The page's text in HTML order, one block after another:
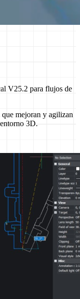
V25.2 para flujos de
que mejoran y agilizan
3D.